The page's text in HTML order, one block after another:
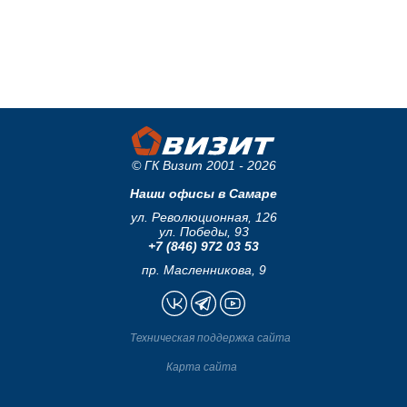
© ГК Визит 2001 - 2026
Наши офисы в Самаре
ул. Революционная, 126
ул. Победы, 93
+7 (846) 972 03 53
пр. Масленникова, 9
Техническая поддержка сайта
Карта сайта